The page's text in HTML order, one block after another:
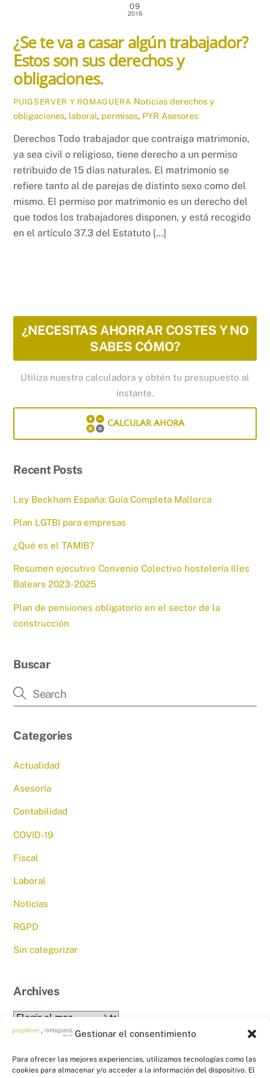
Gestionar el consentimiento
Para ofrecer las mejores experiencias, utilizamos tecnologías como las
cookies para almacenar y/o acceder a la información del dispositivo. El
09
2016
¿Se te va a casar algún trabajador?
Estos son sus derechos y
obligaciones.
PUIGSERVER Y ROMAGUERA Noticias derechos y
obligaciones, laboral, permisos, PYR Asesores
Derechos Todo trabajador que contraiga matrimonio,
ya sea civil o religioso, tiene derecho a un permiso
retribuido de 15 días naturales. El matrimonio se
refiere tanto al de parejas de distinto sexo como del
mismo. El permiso por matrimonio es un derecho del
que todos los trabajadores disponen, y está recogido
en el artículo 37.3 del Estatuto […]
¿NECESITAS AHORRAR COSTES Y NO
SABES CÓMO?
Utiliza nuestra calculadora y obtén tu presupuesto al
instante.
CALCULAR AHORA
Recent Posts
Ley Beckham España: Guía Completa Mallorca
Plan LGTBI para empresas
¿Qué es el TAMIB?
Resumen ejecutivo Convenio Colectivo hostelería Illes
Balears 2023-2025
Plan de pensiones obligatorio en el sector de la
construcción
Buscar
Categories
Actualidad
Asesoría
Contabilidad
COVID-19
Fiscal
Laboral
Noticias
RGPD
Sin categorizar
Archives
Archives